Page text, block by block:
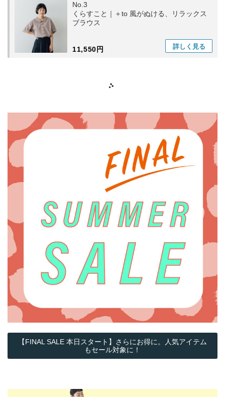
No.3
くらすこと｜＋to 風がぬける、リラックス
ブラウス
11,550円 詳しく 見る
【FINAL SALE 本日スタート】さらにお得に。人気アイテム
もセール対象に！